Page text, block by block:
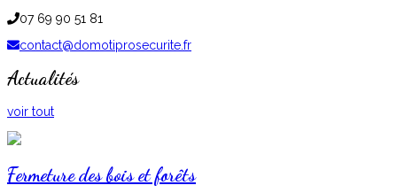
07 69 90 51 81
contact@domotiprosecurite.fr
Actualités
voir tout
Fermeture des bois et forêts